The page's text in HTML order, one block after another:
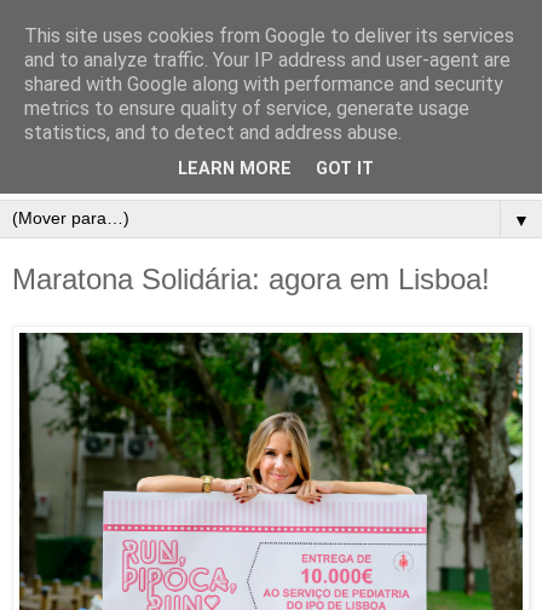
▼
Maratona Solidária: agora em Lisboa!
This site uses cookies from Google to deliver its services
and to analyze traffic. Your IP address and user-agent are
shared with Google along with performance and security
metrics to ensure quality of service, generate usage
statistics, and to detect and address abuse.
LEARN MORE GOT IT